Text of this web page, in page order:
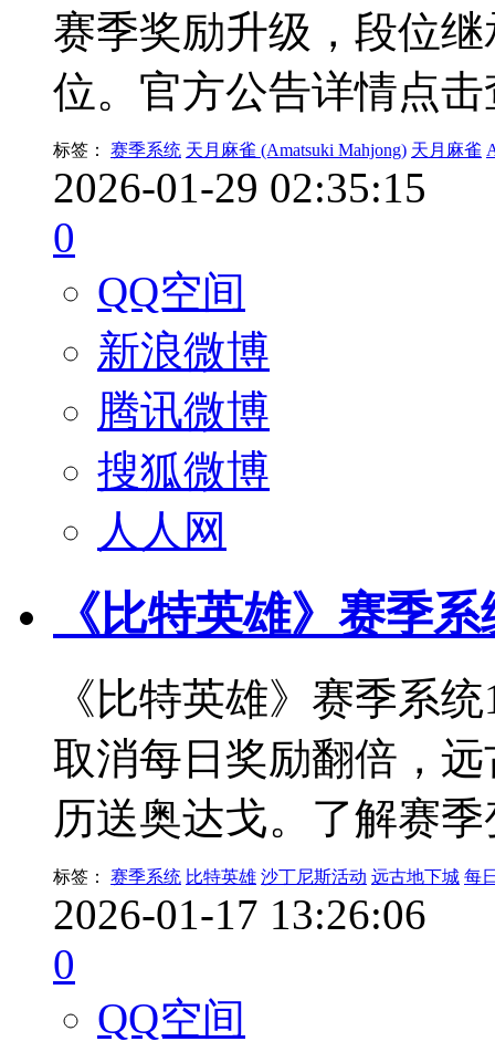
赛季奖励升级，段位
位。官方公告详情点
标签： 赛季系统 天月麻雀 (Amatsuki Mahjong) 天月麻雀
2026-01-29 02:35:15
0
QQ空间
新浪微博
腾讯微博
搜狐微博
人人网
《比特英雄》赛季
《比特英雄》赛季系
取消每日奖励翻倍，
历送奥达戈。了解赛
标签： 赛季系统 比特英雄 沙丁尼斯活动 远古地下城 每
2026-01-17 13:26:06
0
QQ空间